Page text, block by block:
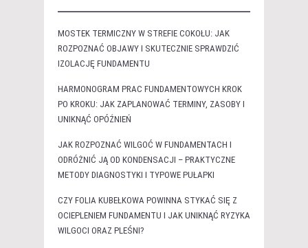
MOSTEK TERMICZNY W STREFIE COKOŁU: JAK
ROZPOZNAĆ OBJAWY I SKUTECZNIE SPRAWDZIĆ
IZOLACJĘ FUNDAMENTU
HARMONOGRAM PRAC FUNDAMENTOWYCH KROK
PO KROKU: JAK ZAPLANOWAĆ TERMINY, ZASOBY I
UNIKNĄĆ OPÓŹNIEŃ
JAK ROZPOZNAĆ WILGOĆ W FUNDAMENTACH I
ODRÓŻNIĆ JĄ OD KONDENSACJI – PRAKTYCZNE
METODY DIAGNOSTYKI I TYPOWE PUŁAPKI
CZY FOLIA KUBEŁKOWA POWINNA STYKAĆ SIĘ Z
OCIEPLENIEM FUNDAMENTU I JAK UNIKNĄĆ RYZYKA
WILGOCI ORAZ PLEŚNI?